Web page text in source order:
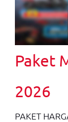
Paket
2026
PAKET